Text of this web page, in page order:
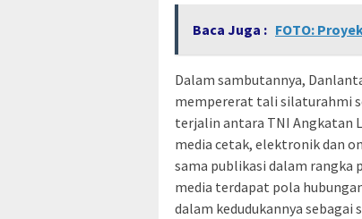
Baca Juga : FOTO:
Dalam sambutannya,
mempererat tali silaturahmi
terjalin antara TNI Angkatan
media cetak, elektronik dan
sama publikasi dalam rangka
media terdapat pola
dalam kedudukannya